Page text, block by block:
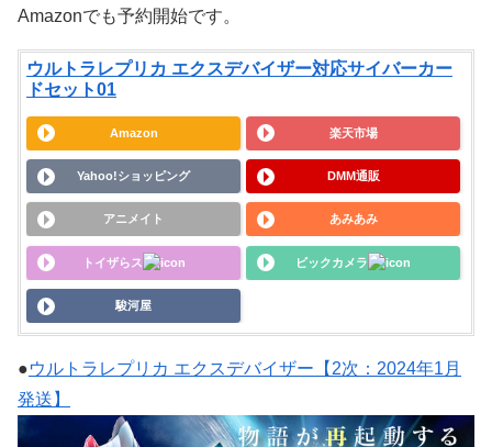
Amazonでも予約開始です。
ウルトラレプリカ エクスデバイザー対応サイバーカー
ドセット01
Amazon 楽天市場
Yahoo!ショッピング DMM通販
アニメイト あみあみ
トイザらス ビックカメラ
駿河屋
●ウルトラレプリカ エクスデバイザー【2次：2024年1月
発送】